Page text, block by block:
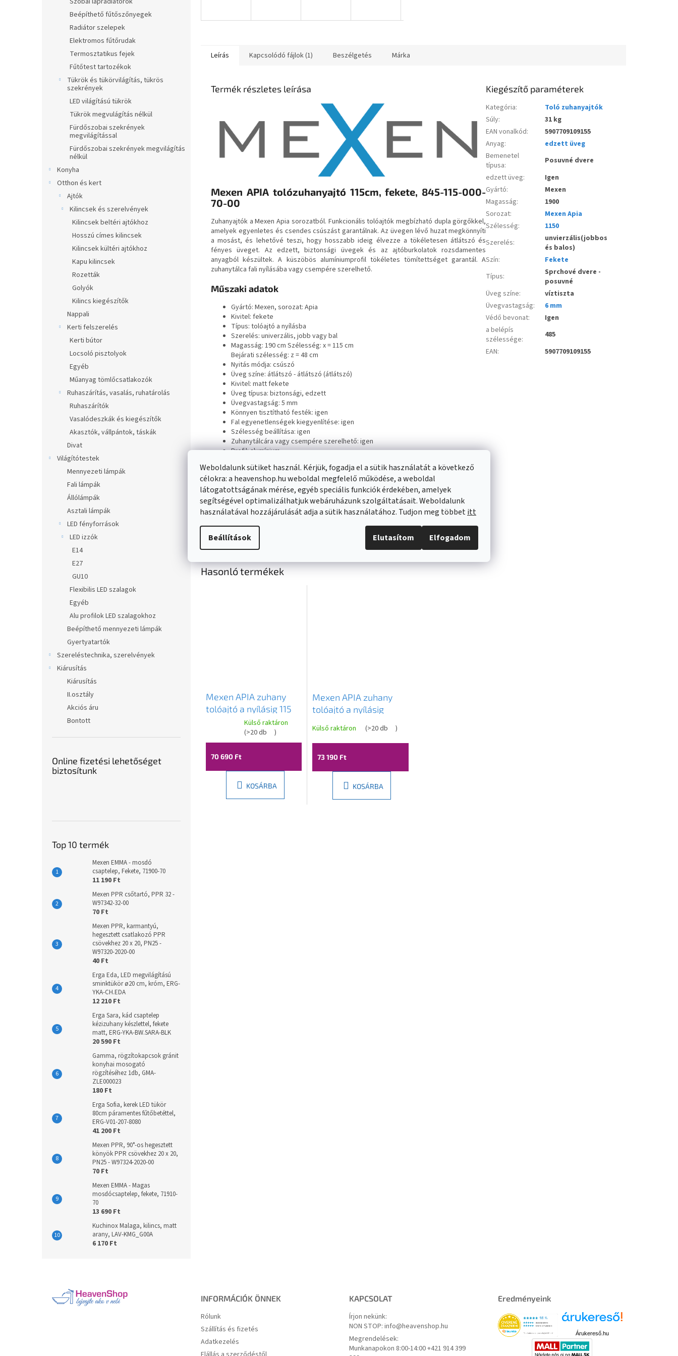
Weboldalunk sütiket használ. Kérjük, fogadja el a sütik használatát a következő
célokra: a heavenshop.hu weboldal megfelelő működése, a weboldal
látogatottságának mérése, egyéb speciális funkciók érdekében, amelyek
segítségével optimalizálhatjuk webáruházunk szolgáltatásait. Weboldalunk
használatával hozzájárulását adja a sütik használatához. Tudjon meg többetitt
Beállítások Elutasítom Elfogadom
Beépíthető fűtőszőnyegek
Radiátor szelepek
Elektromos fűtőrudak
Termosztatikus fejek
Fűtőtest tartozékok
Tükrök és tükörvilágítás, tükrös
szekrények
LED világítású tükrök
Tükrök megvulágítás nélkül
Fürdőszobai szekrények
megvilágítással
Fürdőszobai szekrények megvilágítás
nélkül
Konyha
Otthon és kert
Ajtók
Kilincsek és szerelvények
Kilincsek beltéri ajtókhoz
Hosszú címes kilincsek
Kilincsek kültéri ajtókhoz
Kapu kilincsek
Rozetták
Golyók
Kilincs kiegészítők
Nappali
Kerti felszerelés
Kerti bútor
Locsoló pisztolyok
Egyéb
Műanyag tömlőcsatlakozók
Ruhaszárítás, vasalás, ruhatárolás
Ruhaszárítók
Vasalódeszkák és kiegészítők
Akasztók, vállpántok, táskák
Divat
Világítótestek
Mennyezeti lámpák
Fali lámpák
Állólámpák
Asztali lámpák
LED fényforrások
LED izzók
E14
E27
GU10
Flexibilis LED szalagok
Egyéb
Alu profilok LED szalagokhoz
Beépíthető mennyezeti lámpák
Gyertyatartók
Szereléstechnika, szerelvények
Kiárusítás
Kiárusítás
II.osztály
Akciós áru
Bontott
Online fizetési lehetőséget
biztosítunk
Top 10 termék
Mexen EMMA - mosdó
csaptelep, Fekete, 71900-70
11 190 Ft
Mexen PPR csőtartó, PPR 32 -
W97342-32-00
70 Ft
Mexen PPR, karmantyú,
hegesztett csatlakozó PPR
csövekhez 20 x 20, PN25 -
W97320-2020-00
40 Ft
Erga Eda, LED megvilágítású
sminktükör ø20 cm, króm, ERG-
YKA-CH.EDA
12 210 Ft
Erga Sara, kád csaptelep
kézizuhany készlettel, fekete
matt, ERG-YKA-BW.SARA-BLK
20 590 Ft
Gamma, rögzítokapcsok gránit
konyhai mosogató
rögzítéséhez 1db, GMA-
ZLE000023
180 Ft
Erga Sofia, kerek LED tükör
80cm páramentes fűtőbetéttel,
ERG-V01-207-8080
41 200 Ft
Mexen PPR, 90°-os hegesztett
könyök PPR csövekhez 20 x 20,
PN25 - W97324-2020-00
70 Ft
Mexen EMMA - Magas
mosdócsaptelep, fekete, 71910-
70
13 690 Ft
Kuchinox Malaga, kilincs, matt
arany, LAV-KMG_G00A
6 170 Ft
Leírás Kapcsolódó fájlok (1) Beszélgetés Márka
Termék részletes leírása
Mexen APIA tolózuhanyajtó 115cm, fekete, 845-115-000-
70-00
Zuhanyajtók a Mexen Apia sorozatból. Funkcionális tolóajtók megbízható dupla görgőkkel,
amelyek egyenletes és csendes csúszást garantálnak. Az üvegen lévő huzat megkönnyíti
a mosást, és lehetővé teszi, hogy hosszabb ideig élvezze a tökéletesen átlátszó és
fényes üveget. Az edzett, biztonsági üvegek és az ajtóburkolatok rozsdamentes
anyagból készültek. A küszöbös alumíniumprofil tökéletes tömítettséget garantál. A
zuhanytálca fali nyílásába vagy csempére szerelhető.
Műszaki adatok
Gyártó: Mexen, sorozat: Apia
Kivitel: fekete
Típus: tolóajtó a nyílásba
Szerelés: univerzális, jobb vagy bal
Magasság: 190 cm Szélesség: x = 115 cm
Bejárati szélesség: z = 48 cm
Nyitás módja: csúszó
Üveg színe: átlátszó - átlátszó (átlátszó)
Kivitel: matt fekete
Üveg típusa: biztonsági, edzett
Üvegvastagság: 5 mm
Könnyen tisztítható festék: igen
Fal egyenetlenségek kiegyenlítése: igen
Szélesség beállítása: igen
Zuhanytálcára vagy csempére szerelhető: igen
Profil: alumínium
Vízelvezető tömítések készlete
Alumínium ajtótömítési küszöb
Magasság: 190 cm
Beállítási tartomány:
Méretek: 115 (s) x 190 (h), cm
Kiegészítő paraméterek
Kategória:
Toló zuhanyajtók
Súly:
31 kg
EAN vonalkód:
5907709109155
Anyag:
edzett üveg
Bemenetel
típusa:
Posuvné dvere
edzett üveg:
Igen
Gyártó:
Mexen
Magasság:
1900
Sorozat:
Mexen Apia
Szélesség:
1150
Szerelés:
unvierzális(jobbos
és balos)
Szín:
Fekete
Típus:
Sprchové dvere -
posuvné
Üveg színe:
víztiszta
Üvegvastagság:
6 mm
Védő bevonat:
Igen
a belépís
szélessége:
485
EAN: 5907709109155
Hasonló termékek
Mexen APIA zuhany
tolóajtó a nyílásig 115
cm, 845-115-000-01-
értékelése
Külső raktáron
(>20 db )
70 690 Ft
KOSÁRBA
Mexen APIA zuhany
tolóajtó a nyílásig
szalag, 845-115-000-
01-20
Külső raktáron (>20 db )
73 190 Ft
KOSÁRBA
INFORMÁCIÓK ÖNNEK
Rólunk
Szállítás és fizetés
Adatkezelés
KAPCSOLAT
Írjon nekünk:
NON STOP: info@heavenshop.hu
Megrendelések:
Munkanapokon 8:00-14:00 +421 914 399
Eredményeink
Árukereső.hu